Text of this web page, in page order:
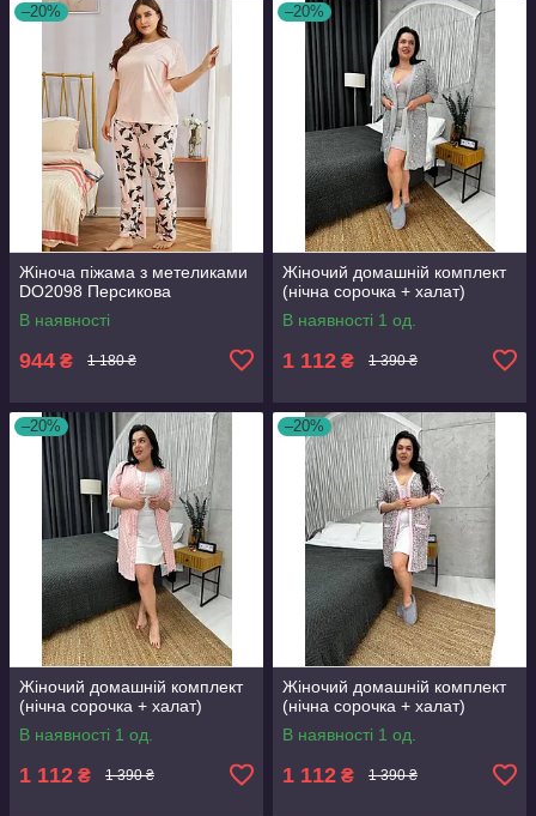
–20%
Жіноча піжама з метеликами
DO2098 Персикова
В наявності
944 ₴ 1 180 ₴
–20%
Жіночий домашній комплект
(нічна сорочка + халат)
В наявності 1 од.
1 112 ₴ 1 390 ₴
–20%
Жіночий домашній комплект
(нічна сорочка + халат)
В наявності 1 од.
1 112 ₴ 1 390 ₴
–20%
Жіночий домашній комплект
(нічна сорочка + халат)
В наявності 1 од.
1 112 ₴ 1 390 ₴